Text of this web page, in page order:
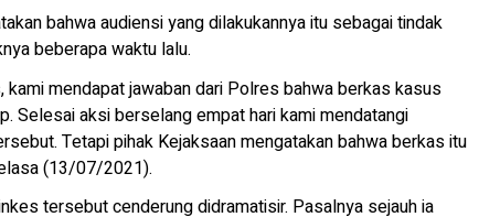
bahwa audiensi yang dilakukannya itu sebagai tindak
beberapa waktu lalu.
mendapat jawaban dari Polres bahwa berkas kasus
Selesai aksi berselang empat hari kami mendatangi
Tetapi pihak Kejaksaan mengatakan bahwa berkas itu
(13/07/2021).
tersebut cenderung didramatisir. Pasalnya sejauh ia